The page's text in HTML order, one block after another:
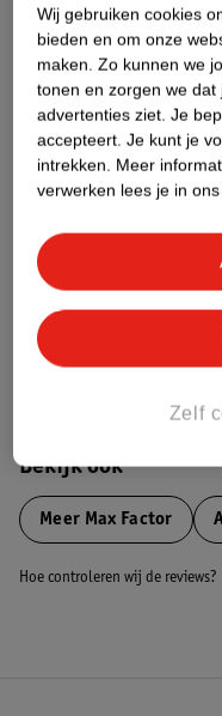
Productinformatie
Etiketinformatie
Nature Impact Score
Dit
Bekijk ook
Meer Max Factor
Hoe controleren wij de reviews?
Wij gebruiken cookies
bieden en om onze
maken. Zo kunnen we
tonen en zorgen we
advertenties ziet. Je
accepteert. Je kunt je
intrekken. Meer
verwerken lees je in ons
Zelf